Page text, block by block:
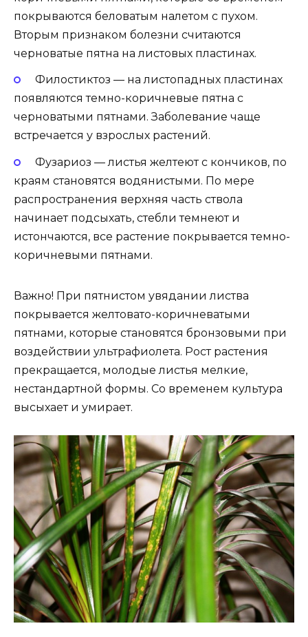
покрываются беловатым налетом с пухом.
Вторым признаком болезни считаются
черноватые пятна на листовых пластинах.
Филостиктоз — на листопадных пластинах
появляются темно-коричневые пятна с
черноватыми пятнами. Заболевание чаще
встречается у взрослых растений.
Фузариоз — листья желтеют с кончиков, по
краям становятся водянистыми. По мере
распространения верхняя часть ствола
начинает подсыхать, стебли темнеют и
истончаются, все растение покрывается темно-
коричневыми пятнами.
Важно! При пятнистом увядании листва
покрывается желтовато-коричневатыми
пятнами, которые становятся бронзовыми при
воздействии ультрафиолета. Рост растения
прекращается, молодые листья мелкие,
нестандартной формы. Со временем культура
высыхает и умирает.